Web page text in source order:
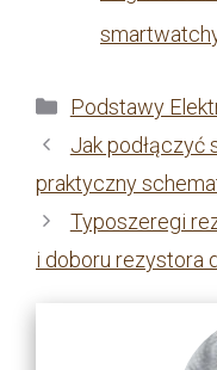
Kategorie
Podstawy
Jak podłączyć
praktyczny
Typoszeregi
i doboru rezystora